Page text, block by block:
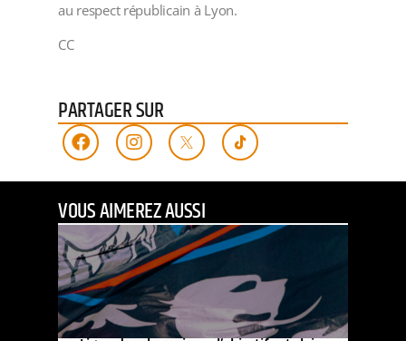
au respect républicain à Lyon.
CC
PARTAGER SUR
VOUS AIMEREZ AUSSI